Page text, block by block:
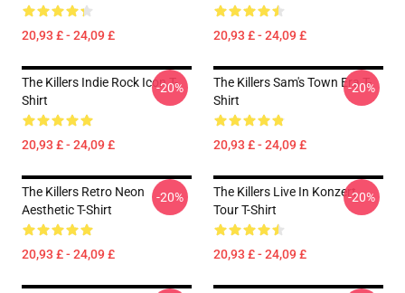
20,93 £ - 24,09 £ 20,93 £ - 24,09 £
The Killers Indie Rock Icon T-
Shirt
20,93 £ - 24,09 £
-20%
The Killers Sam's Town Era T-
Shirt
20,93 £ - 24,09 £
-20%
The Killers Retro Neon
Aesthetic T-Shirt
20,93 £ - 24,09 £
-20%
The Killers Live In Konzert
Tour T-Shirt
20,93 £ - 24,09 £
-20%